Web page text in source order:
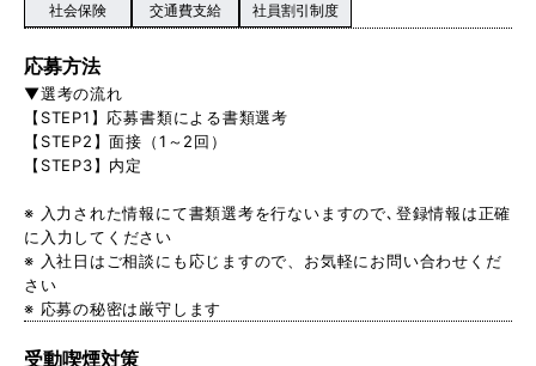
社会保険
交通費支給 社員割引制度
応募方法
▼選考の流れ
【STEP1】応募書類による書類選考
【STEP2】面接（1～2回）
【STEP3】内定
※ 入力された情報にて書類選考を行ないますので､登録情報は正確
に入力してください
※ 入社日はご相談にも応じますので、お気軽にお問い合わせくだ
さい
※ 応募の秘密は厳守します
受動喫煙対策